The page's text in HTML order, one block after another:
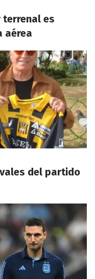
terrenal es
aérea
del partido